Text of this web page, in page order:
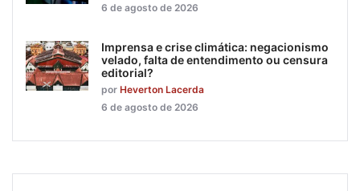
6 de agosto de 2026
Imprensa e crise climática: negacionismo
velado, falta de entendimento ou censura
editorial?
por Heverton Lacerda
6 de agosto de 2026